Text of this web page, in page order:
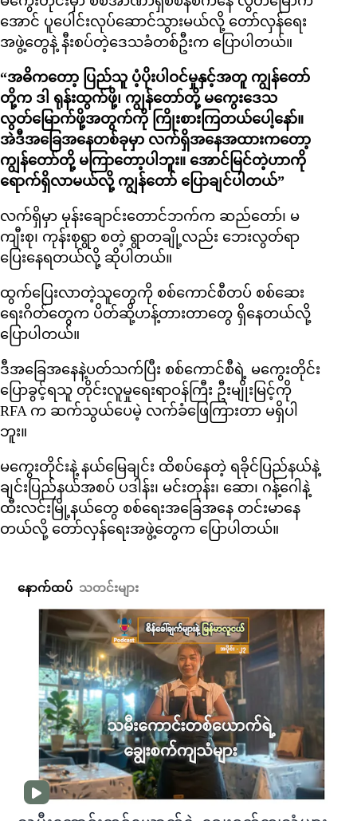
အောင် ပူပေါင်းလုပ်ဆောင်သွားမယ်လို့ တော်လှန်ရေး
အဖွဲ့တွေနဲ့ နီးစပ်တဲ့ဒေသခံတစ်ဦးက ပြောပါတယ်။
“အဓိကတော့ ပြည်သူ ပံ့ပိုးပါဝင်မှုနှင့်အတူ ကျွန်တော်
တို့က ဒါ ရုန်းထွက်ဖို့၊ ကျွန်တော်တို့ မကွေးဒေသ
လွတ်မြောက်ဖို့အတွက်ကို ကြိုးစားကြတယ်ပေါ့နော်။
အဲဒီအခြေအနေတစ်ခုမှာ လက်ရှိအနေအထားကတော့
ကျွန်တော်တို့ မကြာတော့ပါဘူး။ အောင်မြင်တဲ့ဟာကို
ရောက်ရှိလာမယ်လို့ ကျွန်တော် ပြောချင်ပါတယ်”
လက်ရှိမှာ မုန်းချောင်းတောင်ဘက်က ဆည်တော်၊ မ
ကျီးစု၊ ကုန်းစုရွာ စတဲ့ ရွာတချို့လည်း ဘေးလွတ်ရာ
ပြေးနေရတယ်လို့ ဆိုပါတယ်။
ထွက်ပြေးလာတဲ့သူတွေကို စစ်ကောင်စီတပ် စစ်ဆေး
ရေးဂိတ်တွေက ပိတ်ဆို့ဟန့်တားတာတွေ ရှိနေတယ်လို့
ပြောပါတယ်။
ဒီအခြေအနေနဲ့ပတ်သက်ပြီး စစ်ကောင်စီရဲ့ မကွေးတိုင်း
ပြောခွင့်ရသူ တိုင်းလူမှုရေးရာဝန်ကြီး ဦးမျိုးမြင့်ကို
RFA က ဆက်သွယ်ပေမဲ့ လက်ခံဖြေကြားတာ မရှိပါ
ဘူး။
မကွေးတိုင်းနဲ့ နယ်မြေချင်း ထိစပ်နေတဲ့ ရခိုင်ပြည်နယ်နဲ့
ချင်းပြည်နယ်အစပ် ပဒါန်း၊ မင်းတုန်း၊ ဆော၊ ဂန့်ဂေါနဲ့
ထီးလင်းမြို့နယ်တွေ စစ်ရေးအခြေအနေ တင်းမာနေ
တယ်လို့ တော်လှန်ရေးအဖွဲ့တွေက ပြောပါတယ်။
နောက်ထပ် သတင်းများ